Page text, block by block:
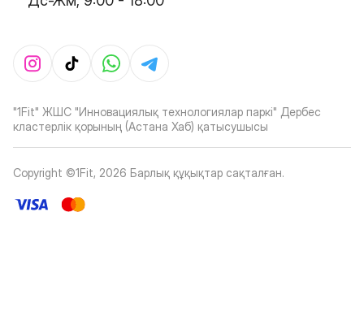
"1Fit" ЖШС "Инновациялық технологиялар паркі" Дербес
кластерлік қорының (Астана Хаб) қатысушысы
Copyright ©1Fit, 2026 Барлық құқықтар сақталған.